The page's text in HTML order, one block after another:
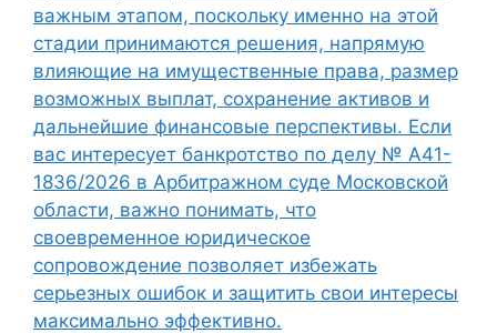
важным этапом, поскольку именно на этой
стадии принимаются решения, напрямую
влияющие на имущественные права, размер
возможных выплат, сохранение активов и
дальнейшие финансовые перспективы. Если
вас интересует банкротство по делу № А41-
1836/2026 в Арбитражном суде Московской
области, важно понимать, что
своевременное юридическое
сопровождение позволяет избежать
серьезных ошибок и защитить свои интересы
максимально эффективно.